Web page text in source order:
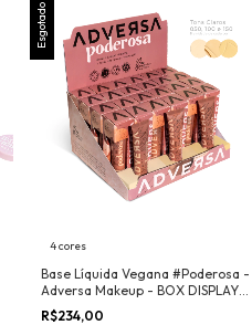
Esgotado
4 cores
Base Líquida Vegana #Poderosa -
Adversa Makeup - BOX DISPLAY
24UN + PROVADOR
R$234,00